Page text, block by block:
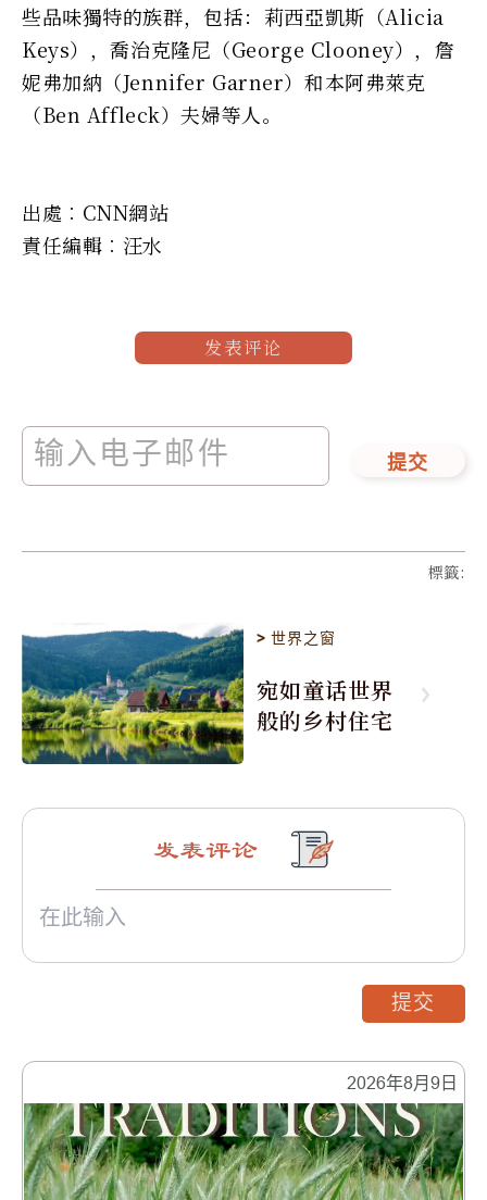
些品味獨特的族群，包括：莉西亞凱斯（Alicia
Keys），喬治克隆尼（George Clooney），詹
妮弗加納（Jennifer Garner）和本阿弗萊克
（Ben Affleck）夫婦等人。
出處︰CNN網站
責任編輯︰汪水
发表评论
提交
標籤:
>世界之窗
宛如童话世界
般的乡村住宅
2026年8月9日
发表评论
提交